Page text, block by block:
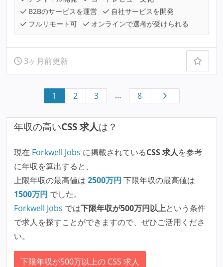
B2Bのサービスを運営
自社サービスを開発
フルリモート可
オンラインで選考が受けられる
3ヶ月前更新
1 2 3 … 8
年収の高いCSS 求人は？
現在 Forkwell Jobs に掲載されているCSS 求人を参考
に年収を算出すると、
上限年収の最高値は 2500万円 下限年収の最高値は
1500万円 でした。
Forkwell Jobs では下限年収が500万円以上という条件
で求人を探すことができますので、ぜひご活用くださ
い。
下限年収が500万以上の CSS 求人